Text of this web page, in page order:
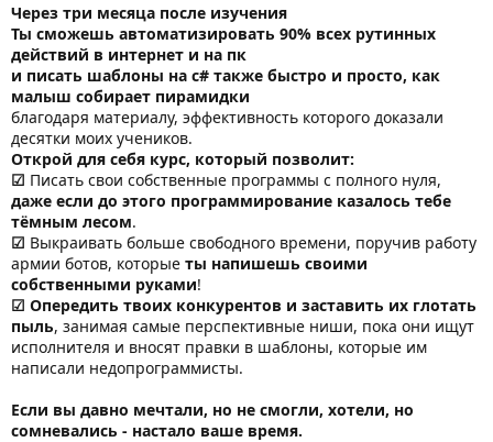
Через три месяца после изучения
Ты сможешь автоматизировать 90% всех рутинных
действий в интернет и на пк
и писать шаблоны на c# также быстро и просто, как
малыш собирает пирамидки
благодаря материалу, эффективность которого доказали
десятки моих учеников.
Открой для себя курс, который позволит:
☑ Писать свои собственные программы с полного нуля,
даже если до этого программирование казалось тебе
тёмным лесом.
☑ Выкраивать больше свободного времени, поручив работу
армии ботов, которые ты напишешь своими
собственными руками!
☑ Опередить твоих конкурентов и заставить их глотать
пыль, занимая самые перспективные ниши, пока они ищут
исполнителя и вносят правки в шаблоны, которые им
написали недопрограммисты.
Если вы давно мечтали, но не смогли, хотели, но
сомневались - настало ваше время.